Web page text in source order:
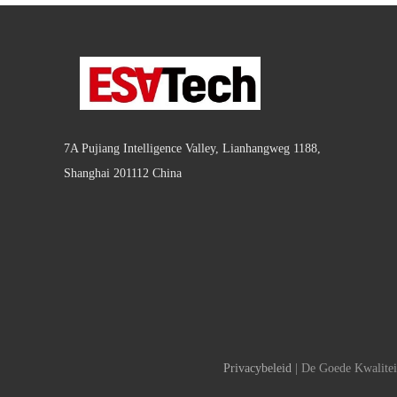
7A Pujiang Intelligence Valley, Lianhangweg 1188,
Shanghai 201112 China
Privacybeleid| De Goede